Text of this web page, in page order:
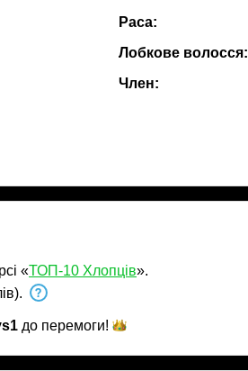
Раса:
Лобкове волосся:
Член:
«ТОП-10 Хлопців».
до перемоги!